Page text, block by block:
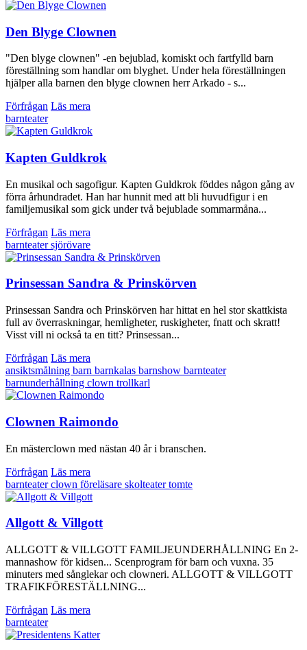
Den Blyge Clownen
"Den blyge clownen" -en bejublad, komiskt och fartfylld barn
föreställning som handlar om blyghet. Under hela föreställningen
hjälper alla barnen den blyge clownen herr Arkado - s...
Förfrågan Läs mera
barnteater
Kapten Guldkrok
En musikal och sagofigur. Kapten Guldkrok föddes någon gång av
förra århundradet. Han har hunnit med att bli huvudfigur i en
familjemusikal som gick under två bejublade sommarmåna...
Förfrågan Läs mera
barnteatersjörövare
Prinsessan Sandra & Prinskörven
Prinsessan Sandra och Prinskörven har hittat en hel stor skattkista
full av överraskningar, hemligheter, ruskigheter, fnatt och skratt!
Visst vill ni också ta en titt? Prinsessan...
Förfrågan Läs mera
ansiktsmålning barn barnkalas barnshow barnteater
barnunderhållning clown trollkarl
Clownen Raimondo
En mästerclown med nästan 40 år i branschen.
Förfrågan Läs mera
barnteaterclown föreläsare skolteatertomte
Allgott & Villgott
ALLGOTT & VILLGOTT FAMILJEUNDERHÅLLNING En 2-
mannashow för kidsen... Scenprogram för barn och vuxna. 35
minuters med sånglekar och clowneri. ALLGOTT & VILLGOTT
TRAFIKFÖRESTÄLLNING...
Förfrågan Läs mera
barnteater